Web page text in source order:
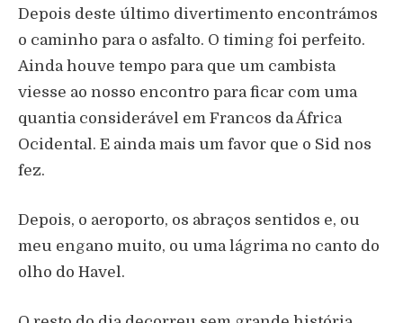
Depois deste último divertimento encontrámos
o caminho para o asfalto. O timing foi perfeito.
Ainda houve tempo para que um cambista
viesse ao nosso encontro para ficar com uma
quantia considerável em Francos da África
Ocidental. E ainda mais um favor que o Sid nos
fez.
Depois, o aeroporto, os abraços sentidos e, ou
meu engano muito, ou uma lágrima no canto do
olho do Havel.